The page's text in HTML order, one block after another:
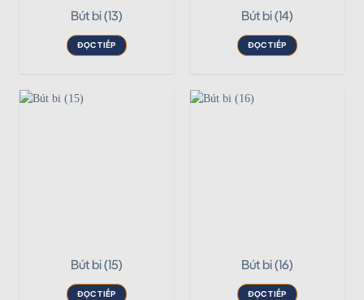
Bút bi (13)
ĐỌC TIẾP
Bút bi (14)
ĐỌC TIẾP
Bút bi (15)
ĐỌC TIẾP
Bút bi (16)
ĐỌC TIẾP